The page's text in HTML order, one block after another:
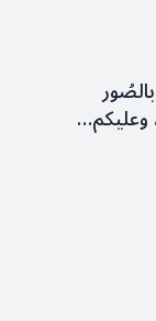
وعليكم…